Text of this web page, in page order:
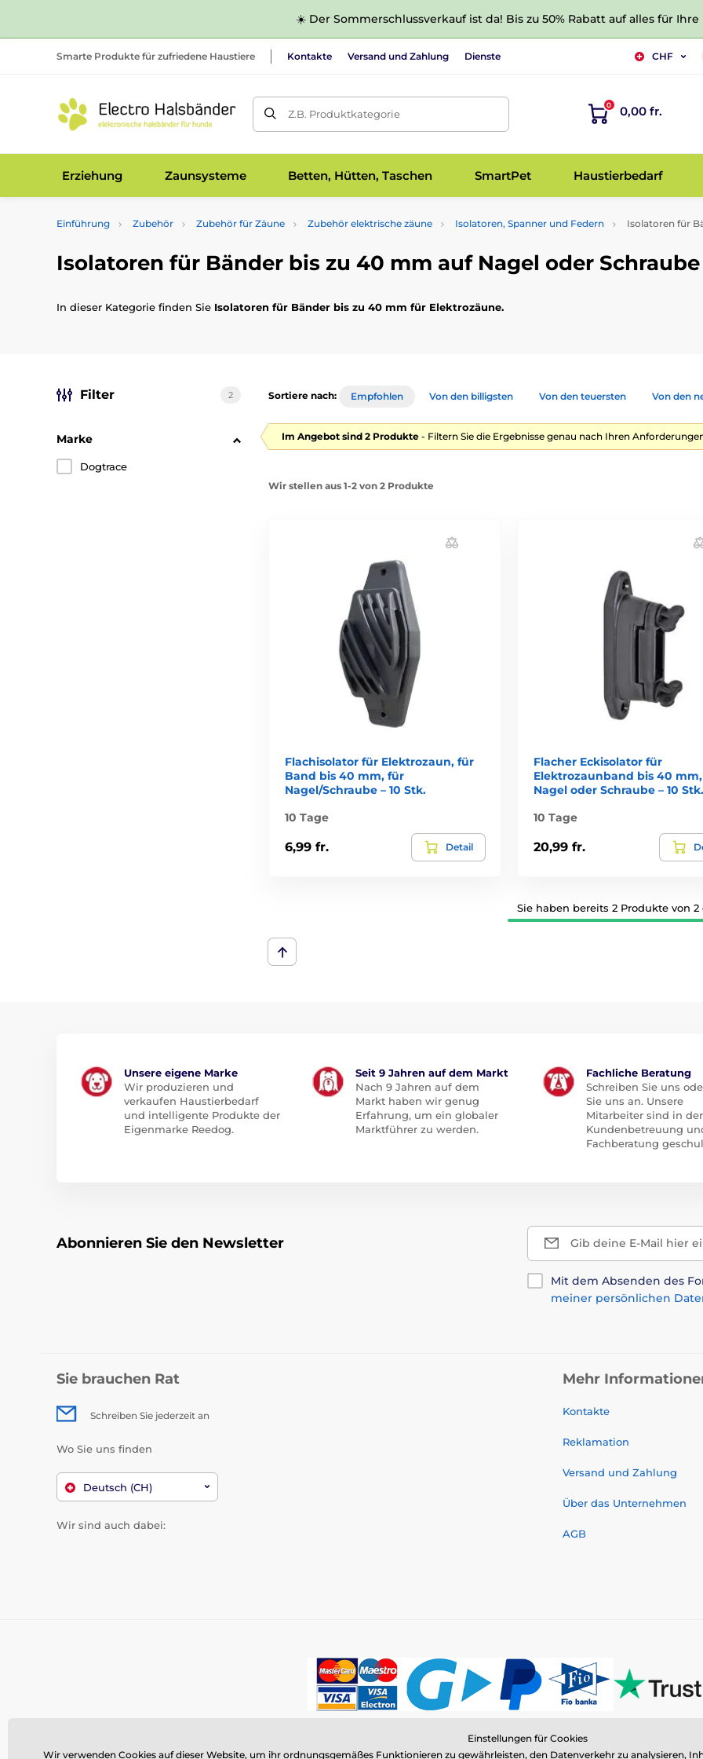
☀️ Der Sommerschlussverkauf ist da! Bis zu 50% Rabatt auf alles für Ihre
Smarte Produkte für zufriedene Haustiere Kontakte Versand und Zahlung Dienste CHF
Z.B. Produktkategorie
0 0,00 fr.
Erziehung Zaunsysteme Betten, Hütten, Taschen SmartPet Haustierbedarf
Einführung Zubehör Zubehör für Zäune Zubehör elektrische zäune Isolatoren, Spanner und Federn Isolatoren für
Isolatoren für Bänder bis zu 40 mm auf Nagel oder Schraube
In dieser Kategorie finden Sie Isolatoren für Bänder bis zu 40 mm für Elektrozäune.
Filter 2
Marke
Dogtrace
Sortiere nach: Empfohlen Von den billigsten Von den teuersten Von den
Im Angebot sind 2 Produkte - Filtern Sie die Ergebnisse genau nach Ihren
Wir stellen aus 1-2 von 2 Produkte
Flachisolator für Elektrozaun, für
Band bis 40 mm, für
Nagel/Schraube – 10 Stk.
10 Tage
6,99 fr. Detail
Flacher Eckisolator für
Elektrozaunband bis 40
Nagel oder Schraube – 10 Stk.
10 Tage
20,99 fr.
Sie haben bereits 2 Produkte von 2
Unsere eigene Marke
Wir produzieren und
verkaufen Haustierbedarf
und intelligente Produkte der
Eigenmarke Reedog.
Seit 9 Jahren auf dem Markt
Nach 9 Jahren auf dem
Markt haben wir genug
Erfahrung, um ein globaler
Marktführer zu werden.
Fachliche Beratung
Schreiben Sie uns
Sie uns an. Unsere
Mitarbeiter sind in der
Kundenbetreuung
Fachberatung
Abonnieren Sie den Newsletter Gib deine E-Mail hier
Mit dem Absenden des
meiner persönlichen
Sie brauchen Rat
Schreiben Sie jederzeit an
Wo Sie uns finden
Deutsch (CH)
Wir sind auch dabei:
Mehr
Kontakte
Reklamation
Versand und Zahlung
Über das Unternehmen
AGB
© 2026 www.elektro-halsbander.ch ⦁ E-Shop erstellt von
Einstellungen für Cookies
Wir verwenden Cookies auf dieser Website, um ihr ordnungsgemäßes Funktionieren zu gewährleisten, den Datenverkehr zu analysieren,